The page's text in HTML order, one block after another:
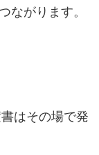
ながります。
はその場で発